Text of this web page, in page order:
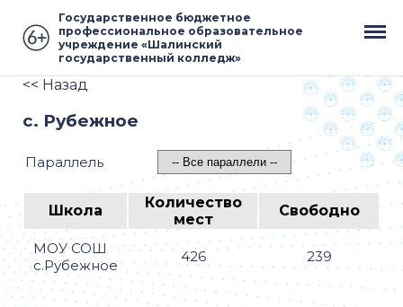
Государственное бюджетное
профессиональное образовательное
учреждение «Шалинский
государственный колледж»
<< Назад
с. Рубежное
Параллель
Школа
Количество
мест
Свободно
МОУ СОШ
с.Рубежное
426 239